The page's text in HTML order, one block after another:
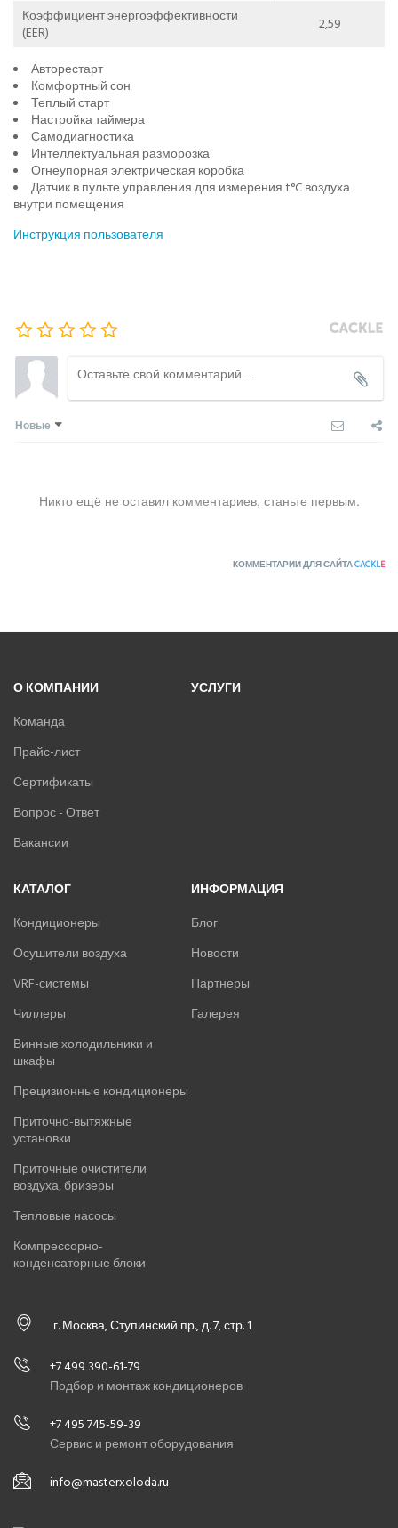
Коэффициент энергоэффективности
(EER)
2,59
Авторестарт
Комфортный сон
Теплый старт
Настройка таймера
Самодиагностика
Интеллектуальная разморозка
Огнеупорная электрическая коробка
Датчик в пульте управления для измерения t°C воздуха
внутри помещения
Инструкция пользователя
Новые
Никто ещё не оставил комментариев, станьте первым.
КОММЕНТАРИИ ДЛЯ САЙТАCACKLE
О КОМПАНИИ
Команда
Прайс-лист
Сертификаты
Вопрос - Ответ
Вакансии
УСЛУГИ
КАТАЛОГ
Кондиционеры
Осушители воздуха
VRF-системы
Чиллеры
Винные холодильники и
шкафы
Прецизионные кондиционеры
Приточно-вытяжные
установки
Приточные очистители
воздуха, бризеры
Тепловые насосы
Компрессорно-
конденсаторные блоки
ИНФОРМАЦИЯ
Блог
Новости
Партнеры
Галерея
г. Москва, Ступинский пр., д. 7, стр. 1
+7 499 390-61-79
Подбор и монтаж кондиционеров
+7 495 745-59-39
Сервис и ремонт оборудования
info@masterxoloda.ru